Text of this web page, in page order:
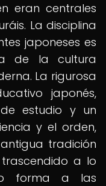
eran centrales
La disciplina
japoneses es
de la cultura
La rigurosa
japonés,
estudio y un
y el orden,
tradición
a lo
forma a las